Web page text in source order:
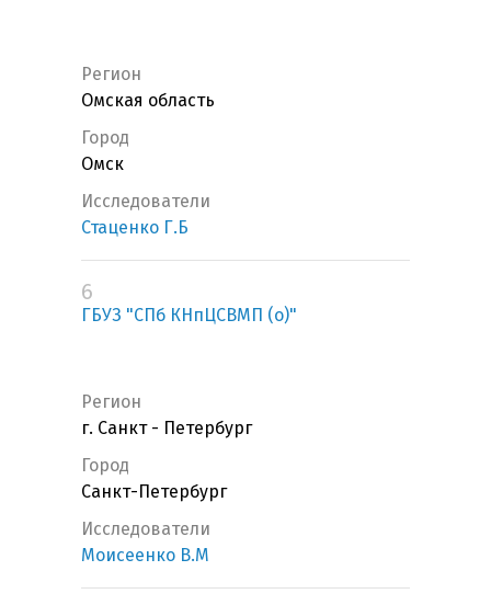
Регион
Омская область
Город
Омск
Исследователи
Стаценко Г.Б
6
ГБУЗ "СПб КНпЦСВМП (о)"
Регион
г. Санкт - Петербург
Город
Санкт-Петербург
Исследователи
Моисеенко В.М